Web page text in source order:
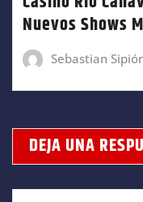
Nuevos Shows
Sebastian
DEJA UNA